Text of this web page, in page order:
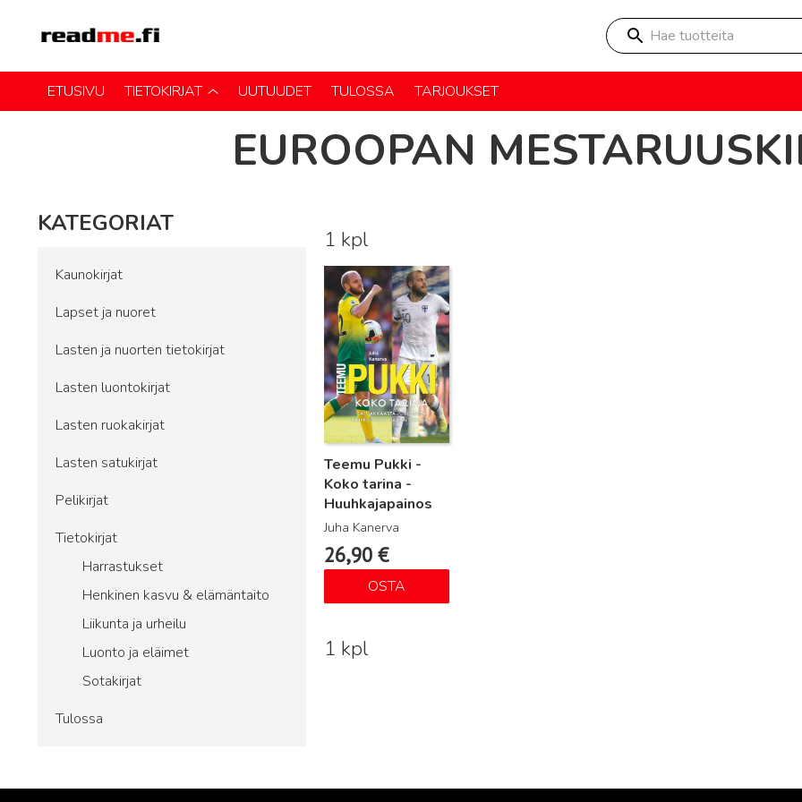
Hae tuotteita
ETUSIVU TIETOKIRJAT UUTUUDET TULOSSA TARJOUKSET
EUROOPAN
KATEGORIAT
Kaunokirjat
Lapset ja nuoret
Lasten ja nuorten tietokirjat
Lasten luontokirjat
Lasten ruokakirjat
Lasten satukirjat
Pelikirjat
Tietokirjat
Harrastukset
Henkinen kasvu & elämäntaito
Liikunta ja urheilu
Luonto ja eläimet
Sotakirjat
Tulossa
1 kpl
Teemu Pukki -
Koko tarina -
Huuhkajapainos
Juha Kanerva
26,90 €
OSTA
Lue lisää
1 kpl